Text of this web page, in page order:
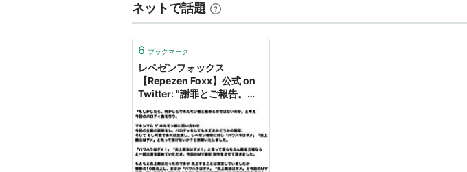
ネットで話題
6 ブックマーク
レペゼンフォックス
【Repezen Foxx】公式 on
Twitter: "謝罪とご報告。